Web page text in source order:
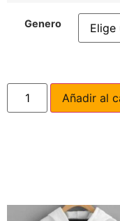
Genero
Añadir al